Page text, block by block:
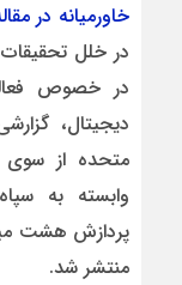
خاورمیانه در
در خلل
در خصوص
دیجیتال،
متحده از سوی
وابسته به
پردازش هشت
منتشر شد.